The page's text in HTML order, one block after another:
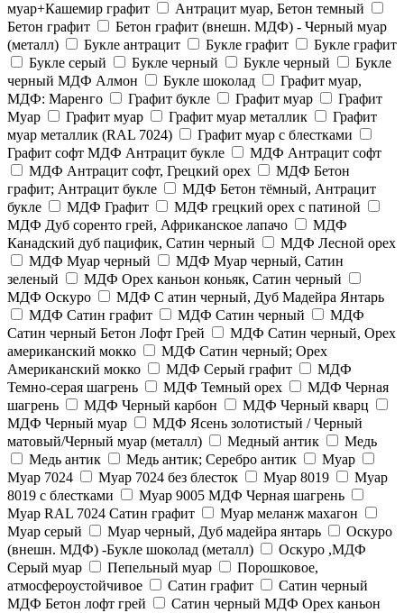
муар+Кашемир графит
Антрацит муар, Бетон темный
Бетон графит
Бетон графит (внешн. МДФ) - Черный муар
(металл)
Букле антрацит Букле графит
Букле графит
Букле серый
Букле черный Букле черный
Букле
черный МДФ Алмон
Букле шоколад
Графит муар,
МДФ: Маренго
Графит букле Графит муар
Графит
Муар
Графит муар Графит муар металлик
Графит
муар металлик (RAL 7024)
Графит муар с блестками
Графит софт МДФ Антрацит букле
МДФ Антрацит софт
МДФ Антрацит софт, Грецкий орех
МДФ Бетон
графит; Антрацит букле
МДФ Бетон тёмный, Антрацит
букле
МДФ Графит
МДФ грецкий орех с патиной
МДФ Дуб соренто грей, Африканское лапачо
МДФ
Канадский дуб пацифик, Сатин черный
МДФ Лесной орех
МДФ Муар черный
МДФ Муар черный, Сатин
зеленый
МДФ Орех каньон коньяк, Сатин черный
МДФ Оскуро
МДФ С атин черный, Дуб Мадейра Янтарь
МДФ Сатин графит
МДФ Сатин черный
МДФ
Сатин черный Бетон Лофт Грей
МДФ Сатин черный, Орех
американский мокко
МДФ Сатин черный; Орех
Американский мокко
МДФ Серый графит
МДФ
Темно-серая шагрень
МДФ Темный орех
МДФ Черная
шагрень
МДФ Черный карбон
МДФ Черный кварц
МДФ Черный муар
МДФ Ясень золотистый / Черный
матовый/Черный муар (металл)
Медный антик
Медь
Медь антик
Медь антик; Серебро антик
Муар
Муар 7024
Муар 7024 без блесток Муар 8019
Муар
8019 с блестками
Муар 9005 МДФ Черная шагрень
Муар RAL 7024 Сатин графит
Муар меланж махагон
Муар серый
Муар черный, Дуб мадейра янтарь
Оскуро
(внешн. МДФ) -Букле шоколад (металл)
Оскуро ,МДФ
Серый муар
Пепельный муар
Порошковое,
атмосфероустойчивое
Сатин графит
Сатин черный
МДФ Бетон лофт грей
Сатин черный МДФ Орех каньон